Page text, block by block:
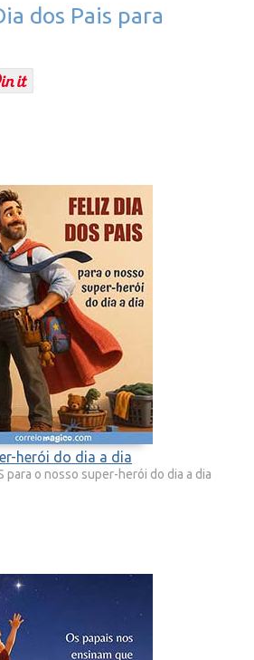
dos Pais para
herói do dia a dia
para o nosso super-herói do dia a dia